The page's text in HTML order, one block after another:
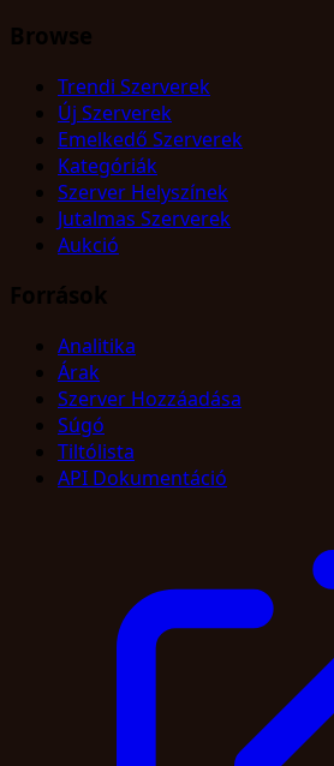
Browse
Trendi Szerverek
Új Szerverek
Emelkedő Szerverek
Kategóriák
Szerver Helyszínek
Jutalmas Szerverek
Aukció
Források
Analitika
Árak
Szerver Hozzáadása
Súgó
Tiltólista
API Dokumentáció